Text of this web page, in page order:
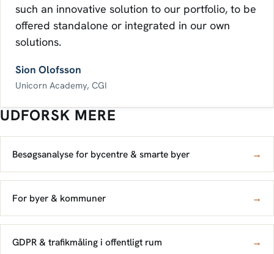
such an innovative solution to our portfolio, to be
offered standalone or integrated in our own
solutions.
Sion Olofsson
Unicorn Academy, CGI
UDFORSK MERE
Besøgsanalyse for bycentre & smarte byer →
For byer & kommuner →
GDPR & trafikmåling i offentligt rum →